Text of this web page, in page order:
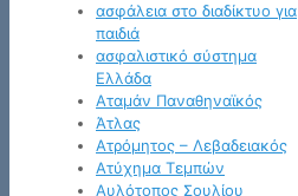
ασφάλεια στο διαδίκτυο για
παιδιά
ασφαλιστικό σύστημα
Ελλάδα
Αταμάν Παναθηναϊκός
Άτλας
Ατρόμητος – Λεβαδειακός
Ατύχημα Τεμπών
Αυλότοπος Σουλίου